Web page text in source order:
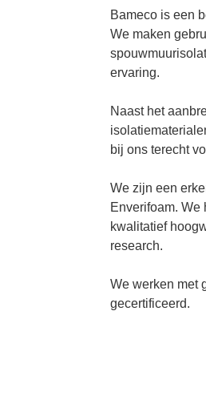
Bameco is een
We maken
ervaring.
Naast het
bij ons terecht
We zijn een
Enverifoam. We
kwalitatief
research.
We werken met
gecertificeerd.